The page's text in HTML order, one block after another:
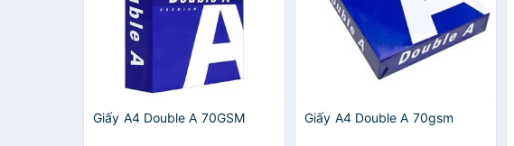
Giấy A4 Double A 70GSM Giấy A4 Double A 70gsm